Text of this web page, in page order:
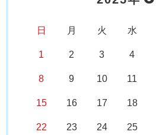
日 月 火 水
1 2 3 4
8 9 10 11
15 16 17 18
22 23 24 25